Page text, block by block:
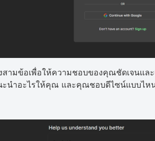
ามข้อเพื่อให้ความชอบของคุณชัดเจนแล
ะนำอะไรให้คุณ และคุณชอบดีไซน์แบบไห